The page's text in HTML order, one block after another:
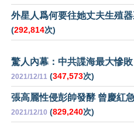
外星人爲何要往她丈夫生殖
(292,814次)
驚人內幕：中共諜海最大慘
2021/12/11 (347,573次)
張高麗性侵彭帥發酵 曾慶紅
2021/12/10 (829,240次)